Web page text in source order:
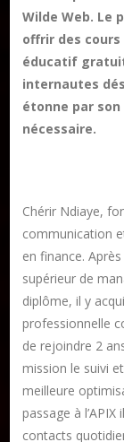
Wilde Web. Le
offrir des
éducatif
internautes
étonne par
nécessaire.
Chérir Ndiaye,
communication
en finance.
supérieur de
diplôme, il y
professionnelle
de rejoindre 2
mission le suivi
meilleure
passage à
contacts